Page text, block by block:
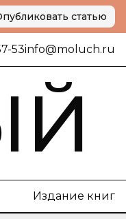
статью
53info@moluch.ru
Издание книг